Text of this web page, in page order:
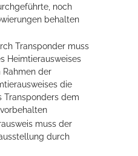
noch
behalten
Transponder muss
Heimtierausweises
der
die
Transponders dem
muss der
durch